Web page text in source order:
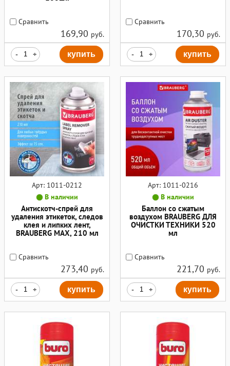
Сравнить
169,90 руб.
- + купить
Сравнить
170,30 руб.
- + купить
Арт: 1011-0212
В наличии
Антискотч-спрей для
удаления этикеток, следов
клея и липких лент,
BRAUBERG MAX, 210 мл
Сравнить
273,40 руб.
- + купить
Арт: 1011-0216
В наличии
Баллон со сжатым
воздухом BRAUBERG ДЛЯ
ОЧИСТКИ ТЕХНИКИ 520
мл
Сравнить
221,70 руб.
- + купить